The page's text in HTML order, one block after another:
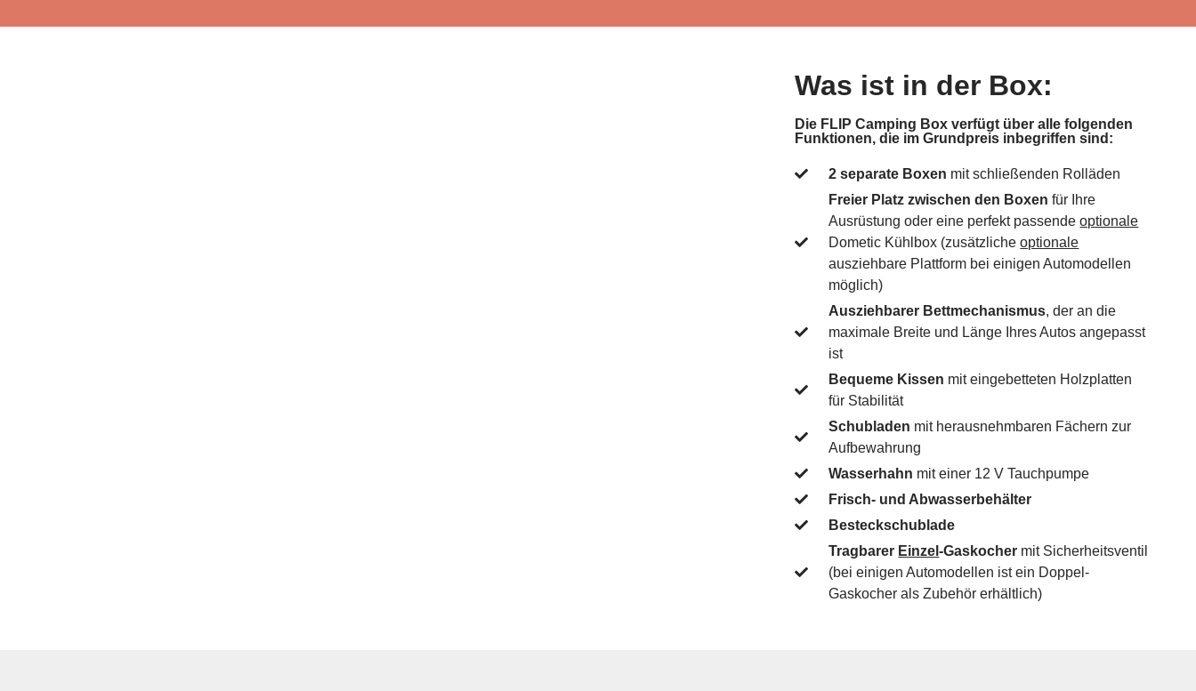
Was ist in der Box:
Die FLIP Camping Box verfügt über alle folgenden
Funktionen, die im Grundpreis inbegriffen sind:
2 separate Boxen mit schließenden Rolläden
Freier Platz zwischen den Boxen für Ihre
Ausrüstung oder eine perfekt passendeoptionale
Dometic Kühlbox (zusätzlicheoptionale
ausziehbare Plattform bei einigen Automodellen
möglich)
Ausziehbarer Bettmechanismus, der an die
maximale Breite und Länge Ihres Autos angepasst
ist
Bequeme Kissen mit eingebetteten Holzplatten
für Stabilität
Schubladen mit herausnehmbaren Fächern zur
Aufbewahrung
Wasserhahn mit einer 12 V Tauchpumpe
Frisch- und Abwasserbehälter
Besteckschublade
Tragbarer Einzel-Gaskocher mit Sicherheitsventil
(bei einigen Automodellen ist ein Doppel-
Gaskocher als Zubehör erhältlich)